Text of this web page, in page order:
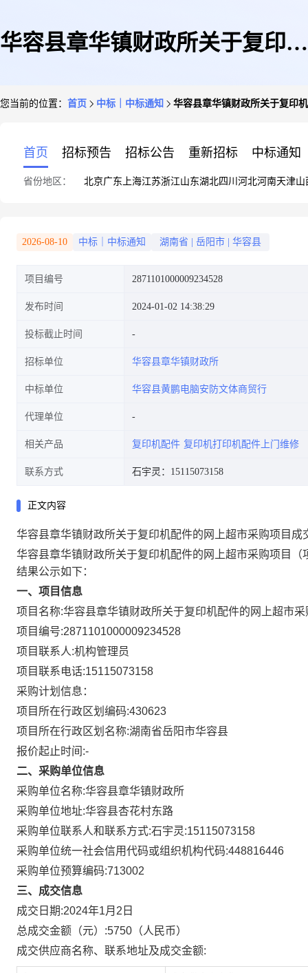
华容县章华镇财政所关于复印机
您当前的位置： 首页 中标｜中标通知 华容县章华镇财政所关于复印
首页 招标预告 招标公告 重新招标 中标通知
省份地区： 北京广东 上海江苏浙江山东湖北四川 河北河南天津山
2026-08-10 中标｜中标通知 湖南省 岳阳市 华容县
项目编号 2871101000009234528
发布时间 2024-01-02 14:38:29
投标截止时间
招标单位 华容县章华镇财政所
中标单位 华容县黄鹏电脑安防文体商贸行
代理单位
相关产品 复印机配件 复印机打印机配件上门维修
联系方式 石宇灵：15115073158
正文内容
华容县章华镇财政所关于复印机配件的网上超市采购项目成
华容县章华镇财政所关于复印机配件的网上超市采购项目
结果公示如下：
一、项目信息
项目名称:华容县章华镇财政所关于复印机配件的网上超市采
项目编号:2871101000009234528
项目联系人:机构管理员
项目联系电话:15115073158
采购计划信息：
项目所在行政区划编码:430623
项目所在行政区划名称:湖南省岳阳市华容县
报价起止时间:-
二、采购单位信息
采购单位名称:华容县章华镇财政所
采购单位地址:华容县杏花村东路
采购单位联系人和联系方式:石宇灵:15115073158
采购单位统一社会信用代码或组织机构代码:448816446
采购单位预算编码:713002
三、成交信息
成交日期:2024年1月2日
总成交金额（元）:5750 （人民币）
成交供应商名称、联系地址及成交金额: